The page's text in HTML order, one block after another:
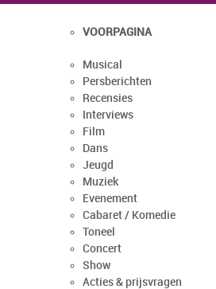
VOORPAGINA
Musical
Persberichten
Recensies
Interviews
Film
Dans
Jeugd
Muziek
Evenement
Cabaret / Komedie
Toneel
Concert
Show
Acties & prijsvragen